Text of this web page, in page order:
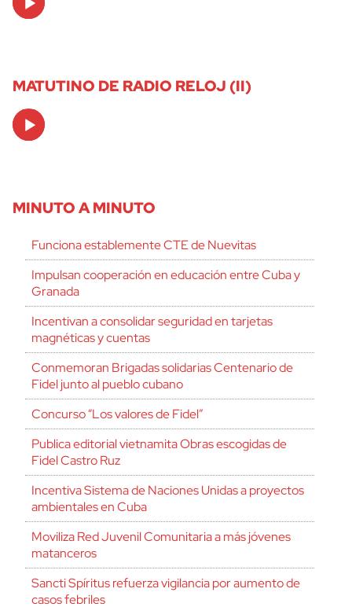
Player
MATUTINO DE RADIO RELOJ (II)
Audio
Player
MINUTO A MINUTO
Funciona establemente CTE de Nuevitas
Impulsan cooperación en educación entre Cuba y
Granada
Incentivan a consolidar seguridad en tarjetas
magnéticas y cuentas
Conmemoran Brigadas solidarias Centenario de
Fidel junto al pueblo cubano
Concurso “Los valores de Fidel”
Publica editorial vietnamita Obras escogidas de
Fidel Castro Ruz
Incentiva Sistema de Naciones Unidas a proyectos
ambientales en Cuba
Moviliza Red Juvenil Comunitaria a más jóvenes
matanceros
Sancti Spíritus refuerza vigilancia por aumento de
casos febriles